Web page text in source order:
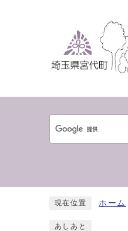
現在位置 ホーム
あしあと